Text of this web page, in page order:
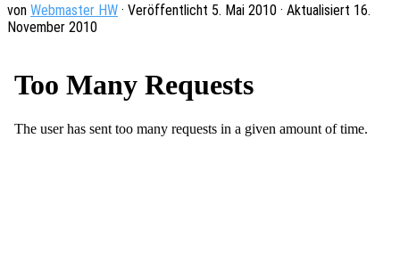
von Webmaster HW · Veröffentlicht 5. Mai 2010 · Aktualisiert 16.
November 2010